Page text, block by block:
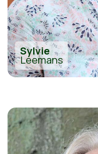
Sylvie
Leemans